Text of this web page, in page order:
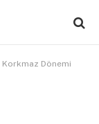
Korkmaz Dönemi